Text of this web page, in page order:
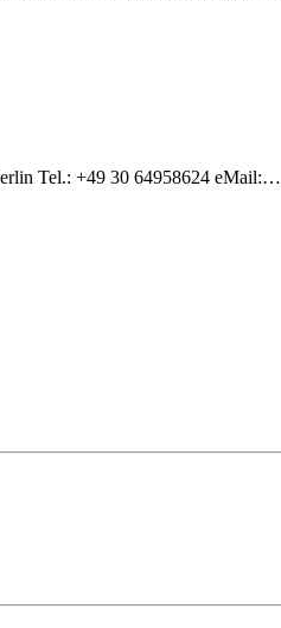
Tel.: +49 30 64958624 eMail:…